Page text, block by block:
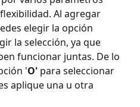
Al agregar
elegir la opción
la selección, ya que
funcionar juntas. De lo
'O' para seleccionar
aplique una u otra